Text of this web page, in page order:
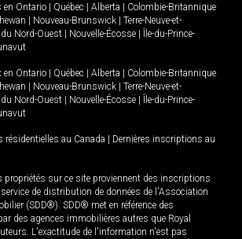
en Ontario Québec Alberta
Colombie-Britannique
Nouveau-Brunswick
Terre-Neuve-et-
Nord-Ouest Nouvelle-Écosse
Île-du-Prince-
en Ontario Québec Alberta
Colombie-Britannique
Nouveau-Brunswick
Terre-Neuve-et-
Nord-Ouest Nouvelle-Écosse
Île-du-Prince-
résidentielles au Canada
Dernières inscriptions au
propriétés sur ce site proviennent des inscriptions
de distribution de données de l'Association
(SDD®). SDD® met en référence des
des agences immobilières autres que Royal
L'exactitude de l'information n'est pas